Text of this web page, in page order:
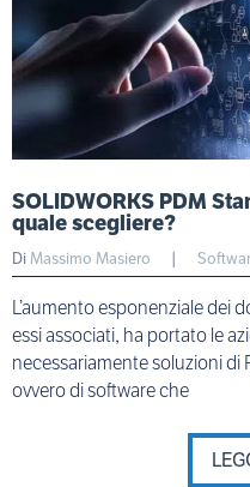
SOLIDWORKS PDM
quale scegliere?
DiMassimo Masiero |
L’aumento esponenziale dei
essi associati, ha portato le
necessariamente soluzioni
ovvero di software che